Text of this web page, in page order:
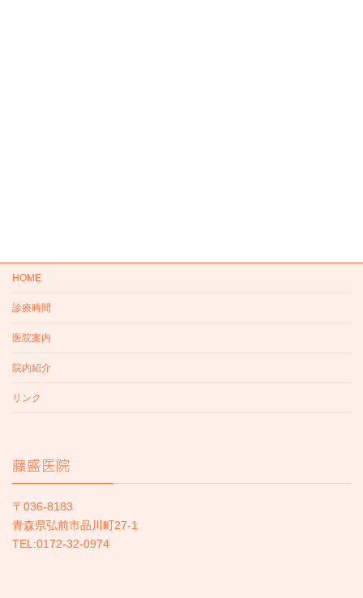
HOME
診療時間
医院案内
院内紹介
リンク
藤盛医院
〒036-8183
青森県弘前市品川町27-1
TEL:0172-32-0974